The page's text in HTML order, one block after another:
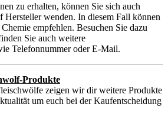
zu erhalten, können Sie sich auch
Hersteller wenden. In diesem Fall können
empfehlen. Besuchen Sie dazu
Sie auch weitere
Telefonnummer oder E-Mail.
Produkte
zeigen wir dir weitere Produkte
um euch bei der Kaufentscheidung